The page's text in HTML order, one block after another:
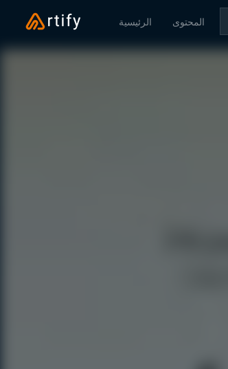
الرئيسية المحتوى